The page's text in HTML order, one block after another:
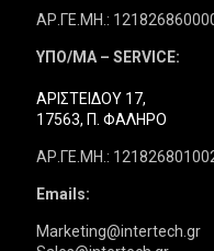
ΑΡ.ΓΕ.ΜΗ.:
ΥΠΟ/ΜΑ – SERVICE:
ΑΡΙΣΤΕΙΔΟΥ 17,
17563, Π. ΦΑΛΗΡΟ
ΑΡ.ΓΕ.ΜΗ.:
Emails:
Marketing@intertech.gr